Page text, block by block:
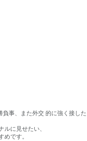
事、また外交 的に強く接した
に見せたい、
めです。